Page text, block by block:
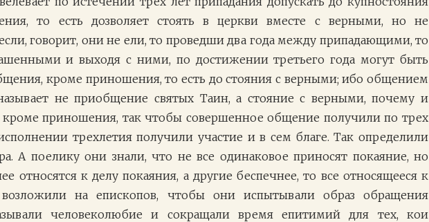
то есть дозволяет стоять в церкви вместе с верными, но не
говорит, они не ели, то проведши два года между припадающими, то
и выходя с ними, по достижении третьего года могут быть
кроме приношения, то есть до стояния с верными; ибо общением
не приобщение святых Таин, а стояние с верными, почему и
кроме приношения, так чтобы совершенное общение получили по трех
трехлетия получили участие и в сем благе. Так определили
А поелику они знали, что не все одинаковое приносят покаяние, но
относятся к делу покаяния, а другие беспечнее, то все относящееся к
на епископов, чтобы они испытывали образ обращения
человеколюбие и сокращали время епитимий для тех, кои